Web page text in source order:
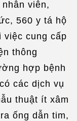
viên,
560 y tá hộ
việc cung cấp
thông
hợp bệnh
các dịch vụ
thuật ít xâm
ống dẫn tim,